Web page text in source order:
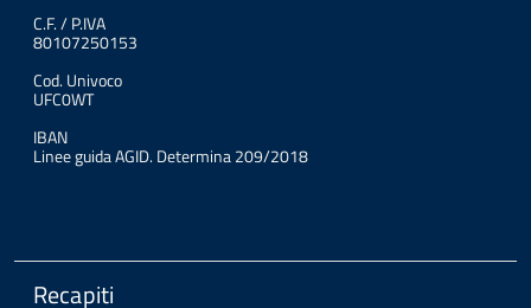
C.F. / P.IVA
80107250153
Cod. Univoco
UFC0WT
IBAN
Linee guida AGID. Determina 209/2018
Recapiti